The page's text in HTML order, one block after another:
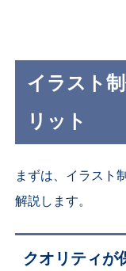
イラスト
リット
まずは、イラスト
解説します。
クオリティが